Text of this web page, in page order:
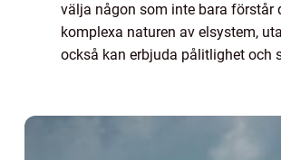
välja någon som inte bara förstår
komplexa naturen av elsystem,
också kan erbjuda pålitlighet och